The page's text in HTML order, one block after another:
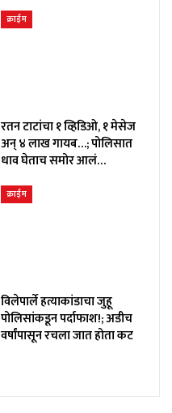
क्राईम
रतन टाटांचा १ व्हिडिओ, १ मेसेज
अन् ४ लाख गायब…; पोलिसात
धाव घेताच समोर आलं…
क्राईम
विलेपार्ले हत्याकांडाचा जुहू
पोलिसांकडून पर्दाफाश!; अडीच
वर्षांपासून रचला जात होता कट